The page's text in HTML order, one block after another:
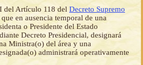
del Artículo 118 del Decreto Supremo
en ausencia temporal de una
o Presidente del Estado
Decreto Presidencial, designará
Ministra(o) del área y una
administrará operativamente